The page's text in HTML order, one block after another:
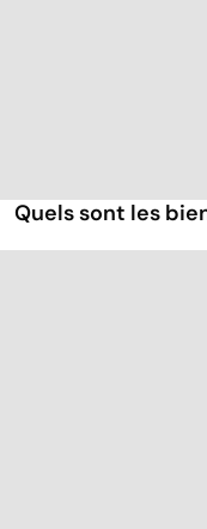
Quels sont les